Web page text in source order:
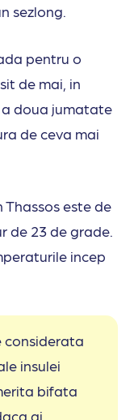
sezlong.
pentru o
de mai, in
a doua jumatate
de ceva mai
Thassos este de
de 23 de grade.
incep
considerata
insulei
bifata
ai